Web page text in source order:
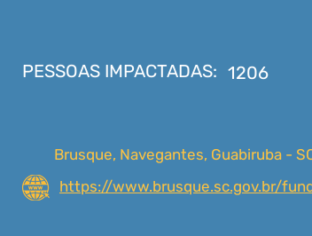
PESSOAS IMPACTADAS: 1206
Brusque, Navegantes, Guabiruba -
https://www.brusque.sc.gov.br/